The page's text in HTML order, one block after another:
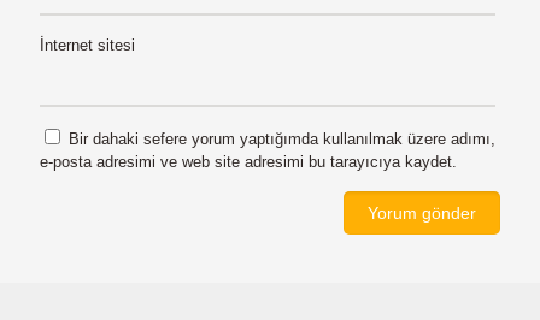
İnternet sitesi
Bir dahaki sefere yorum yaptığımda kullanılmak üzere adımı,
e-posta adresimi ve web site adresimi bu tarayıcıya kaydet.